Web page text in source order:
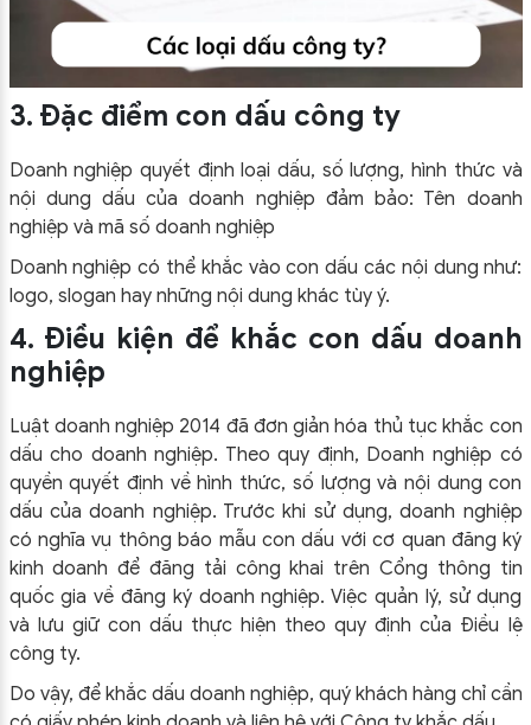
3. Đặc điểm con dấu công ty
Doanh nghiệp quyết định loại dấu, số lượng, hình thức và
nội dung dấu của doanh nghiệp đảm bảo: Tên doanh
nghiệp và mã số doanh nghiệp
Doanh nghiệp có thể khắc vào con dấu các nội dung như:
logo, slogan hay những nội dung khác tùy ý.
4. Điều kiện để khắc con dấu doanh
nghiệp
Luật doanh nghiệp 2014 đã đơn giản hóa thủ tục khắc con
dấu cho doanh nghiệp. Theo quy định, Doanh nghiệp có
quyền quyết định về hình thức, số lượng và nội dung con
dấu của doanh nghiệp. Trước khi sử dụng, doanh nghiệp
có nghĩa vụ thông báo mẫu con dấu với cơ quan đăng ký
kinh doanh để đăng tải công khai trên Cổng thông tin
quốc gia về đăng ký doanh nghiệp. Việc quản lý, sử dụng
và lưu giữ con dấu thực hiện theo quy định của Điều lệ
công ty.
Do vậy, để khắc dấu doanh nghiệp, quý khách hàng chỉ cần